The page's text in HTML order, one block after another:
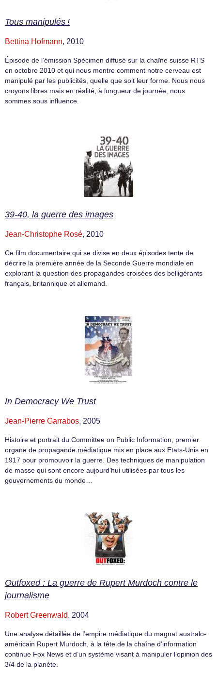
Tous manipulés !
Bettina Hofmann, 2010
Épisode de l’émission Spécimen diffusé sur la chaîne suisse RTS
en octobre 2010 et qui nous montre comment notre cerveau est
manipulé par les publicités, quelle que soit leur forme. Nous nous
croyons libres mais en réalité, à longueur de journée, nous
sommes sous influence.
39-40, la guerre des images
Jean-Christophe Rosé, 2010
Ce film documentaire qui se divise en deux épisodes tente de
décrire la première année de la Seconde Guerre mondiale en
explorant la question des propagandes croisées des belligérants
français, britannique et allemand.
In Democracy We Trust
Jean-Pierre Garrabos, 2005
Histoire et portrait du Committee on Public Information, premier
organe de propagande médiatique mis en place aux Etats-Unis en
1917 pour promouvoir la guerre. Des techniques de manipulation
de masse qui sont encore aujourd’hui utilisées par tous les
gouvernements du monde…
Outfoxed : La guerre de Rupert Murdoch contre le
journalisme
Robert Greenwald, 2004
Une analyse détaillée de l’empire médiatique du magnat australo-
américain Rupert Murdoch, à la tête de la chaîne d’information
continue Fox News et d’un système visant à manipuler l’opinion des
3/4 de la planète.